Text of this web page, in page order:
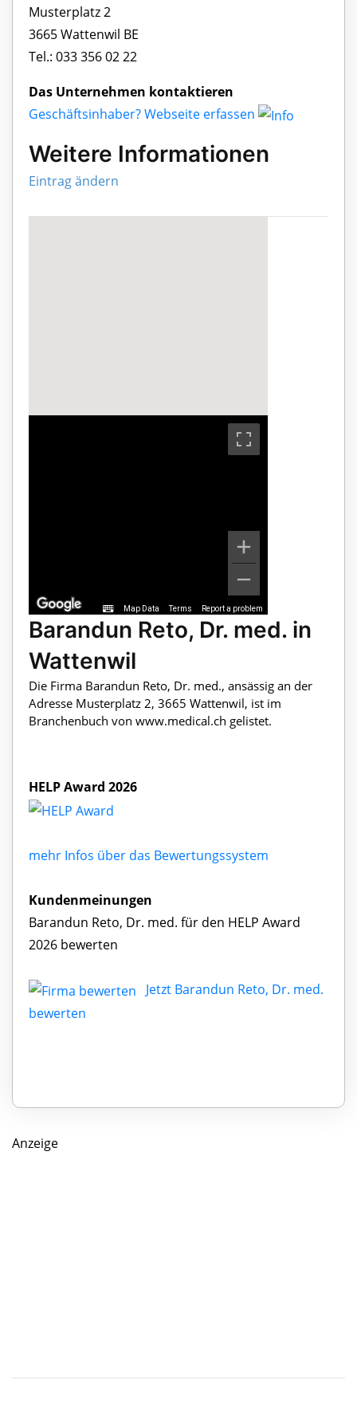
Musterplatz 2
3665 Wattenwil BE
Tel.: 033 356 02 22
Das Unternehmen kontaktieren
Geschäftsinhaber? Webseite erfassen
Weitere Informationen
Eintrag ändern
Map Data Terms Report a problem
Barandun Reto, Dr. med. in
Wattenwil
Die Firma Barandun Reto, Dr. med., ansässig an der
Adresse Musterplatz 2, 3665 Wattenwil, ist im
Branchenbuch von www.medical.ch gelistet.
HELP Award 2026
mehr Infos über das Bewertungssystem
Kundenmeinungen
Barandun Reto, Dr. med. für den HELP Award
2026 bewerten
Jetzt Barandun Reto, Dr. med.
bewerten
Anzeige